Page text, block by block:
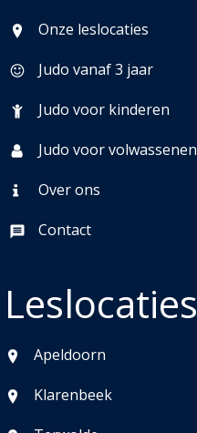
Onze leslocaties
Judo vanaf 3 jaar
Judo voor kinderen
Judo voor volwassenen
Over ons
Contact
Leslocaties
Apeldoorn
Klarenbeek